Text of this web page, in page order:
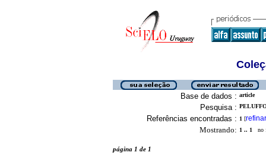
Base de dados : article
Pesquisa :
Referências encontradas : 1 [refinar
Mostrando: 1 .. 1 no
página 1 de 1